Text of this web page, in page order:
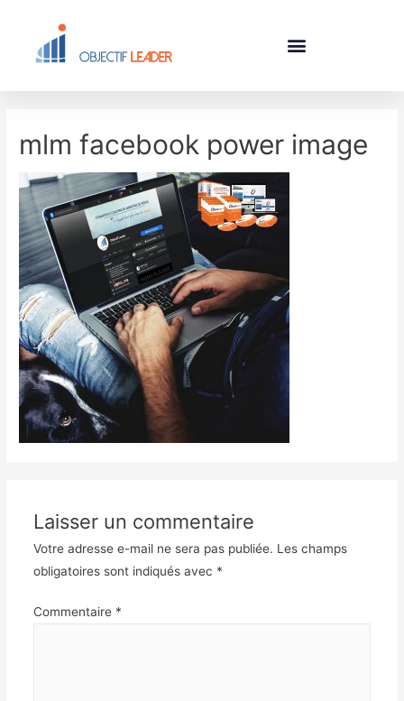
mlm facebook power image
Laisser un commentaire
Votre adresse e-mail ne sera pas publiée. Les champs
obligatoires sont indiqués avec *
Commentaire *